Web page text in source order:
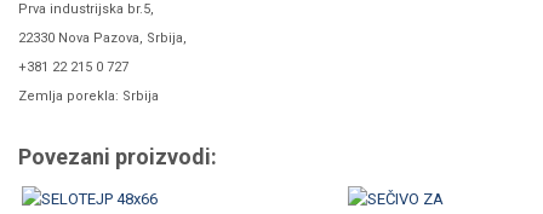
Prva industrijska br.5,
22330 Nova Pazova, Srbija,
+381 22 215 0 727
Zemlja porekla: Srbija
Povezani proizvodi: